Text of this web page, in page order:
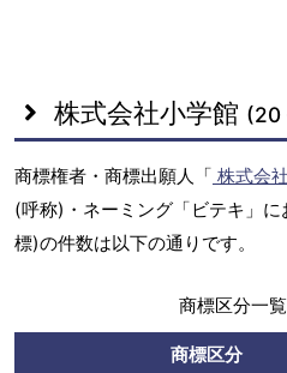
株式会社小学館 (20
商標権者・商標出願人「 株式会
(呼称)・ネーミング「ビテキ」
標)の件数は以下の通りです。
商標区分一
商標区分